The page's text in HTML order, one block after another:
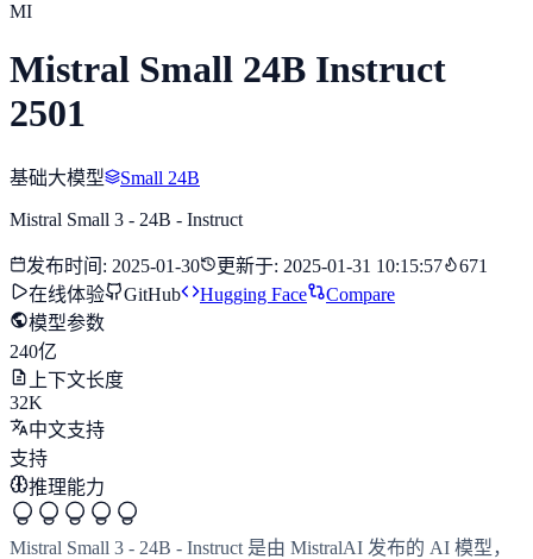
MI
Mistral Small 24B Instruct
2501
基础大模型 Small 24B
Mistral Small 3 - 24B - Instruct
发布时间 : 2025-01-30 更新于: 2025-01-31 10:15:57
671
在线体验
GitHub Hugging Face
Compare
模型参数
240亿
上下文长度
32K
中文支持
支持
推理能力
Mistral Small 3 - 24B - Instruct 是由 MistralAI 发布的 AI 模型，